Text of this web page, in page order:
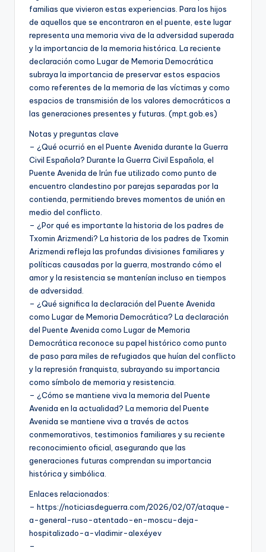
familias que vivieron estas experiencias. Para los hijos
de aquellos que se encontraron en el puente, este lugar
representa una memoria viva de la adversidad superada
y la importancia de la memoria histórica. La reciente
declaración como Lugar de Memoria Democrática
subraya la importancia de preservar estos espacios
como referentes de la memoria de las víctimas y como
espacios de transmisión de los valores democráticos a
las generaciones presentes y futuras. (mpt.gob.es)
Notas y preguntas clave
– ¿Qué ocurrió en el Puente Avenida durante la Guerra
Civil Española? Durante la Guerra Civil Española, el
Puente Avenida de Irún fue utilizado como punto de
encuentro clandestino por parejas separadas por la
contienda, permitiendo breves momentos de unión en
medio del conflicto.
– ¿Por qué es importante la historia de los padres de
Txomin Arizmendi? La historia de los padres de Txomin
Arizmendi refleja las profundas divisiones familiares y
políticas causadas por la guerra, mostrando cómo el
amor y la resistencia se mantenían incluso en tiempos
de adversidad.
– ¿Qué significa la declaración del Puente Avenida
como Lugar de Memoria Democrática? La declaración
del Puente Avenida como Lugar de Memoria
Democrática reconoce su papel histórico como punto
de paso para miles de refugiados que huían del conflicto
y la represión franquista, subrayando su importancia
como símbolo de memoria y resistencia.
– ¿Cómo se mantiene viva la memoria del Puente
Avenida en la actualidad? La memoria del Puente
Avenida se mantiene viva a través de actos
conmemorativos, testimonios familiares y su reciente
reconocimiento oficial, asegurando que las
generaciones futuras comprendan su importancia
histórica y simbólica.
Enlaces relacionados:
– https://noticiasdeguerra.com/2026/02/07/ataque-
a-general-ruso-atentado-en-moscu-deja-
hospitalizado-a-vladimir-alexéyev
–